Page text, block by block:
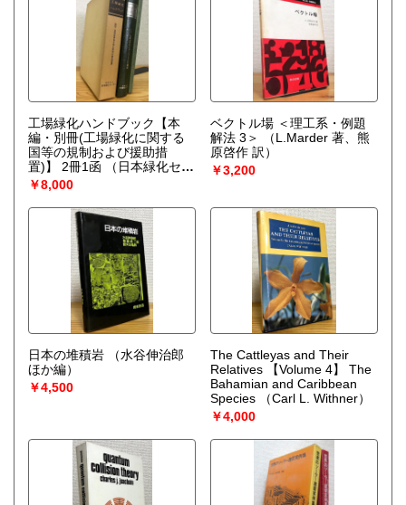
工場緑化ハンドブック【本
編・別冊(工場緑化に関する
国等の規制および援助措
置)】 2冊1函
（日本緑化セン
ター編）
￥8,000
ベクトル場 ＜理工系・例題
解法 3＞
（L.Marder 著、熊
原啓作 訳）
￥3,200
日本の堆積岩
（水谷伸治郎
ほか編）
￥4,500
The Cattleyas and Their
Relatives 【Volume 4】 The
Bahamian and Caribbean
Species
（Carl L. Withner）
￥4,000